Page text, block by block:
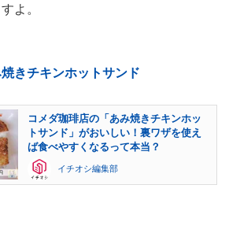
よ。
きチキンホットサンド
コメダ珈琲店の「あみ焼きチキンホッ
トサンド」がおいしい！裏ワザを使え
ば食べやすくなるって本当？
イチオシ編集部